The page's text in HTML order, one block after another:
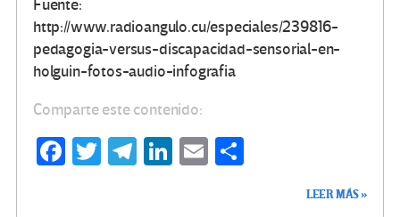
Fuente:
http://www.radioangulo.cu/especiales/239816-
pedagogia-versus-discapacidad-sensorial-en-
holguin-fotos-audio-infografia
Comparte este contenido:
Fa T
Te Li
E
LEER MÁS »